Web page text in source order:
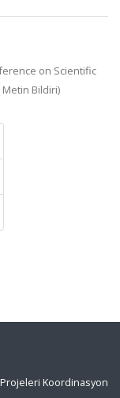
on Scientific
Metin Bildiri)
Koordinasyon